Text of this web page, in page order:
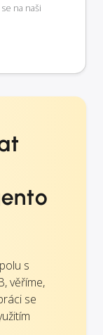
na naši
s
věříme,
se